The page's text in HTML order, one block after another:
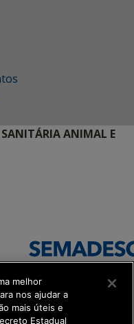
SANITÁRIA ANIMAL E
melhor
nos ajudar a
mais úteis e
Estadual